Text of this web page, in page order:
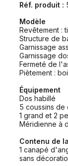
Réf. produit :
Modèle
Revêtement :
Structure de
Garnissage
Garnissage
Fermeté de
Piètement :
Équipement
Dos habillé
5 coussins de
1 grand et 2
Méridienne à
1 canapé
sans